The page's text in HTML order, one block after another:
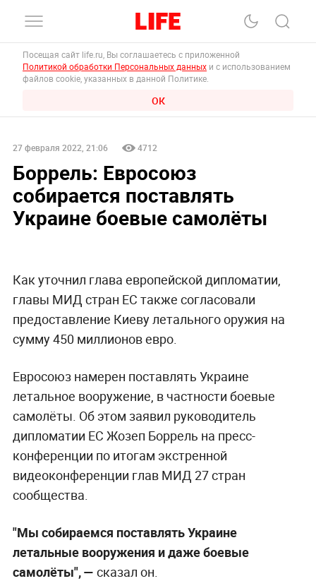
Посещая сайт life.ru, Вы соглашаетесь с приложенной
Политикой обработки Персональных данных и с использованием
файлов cookie, указанных в данной Политике.
ОК
27 февраля 2022, 21:06 4712
Боррель: Евросоюз
собирается поставлять
Украине боевые самолёты
Как уточнил глава европейской дипломатии,
главы МИД стран ЕС также согласовали
предоставление Киеву летального оружия на
сумму 450 миллионов евро.
Евросоюз намерен поставлять Украине
летальное вооружение, в частности боевые
самолёты. Об этом заявил руководитель
дипломатии ЕС Жозеп Боррель на пресс-
конференции по итогам экстренной
видеоконференции глав МИД 27 стран
сообщества.
"Мы собираемся поставлять Украине
летальные вооружения и даже боевые
самолёты", — сказал он.